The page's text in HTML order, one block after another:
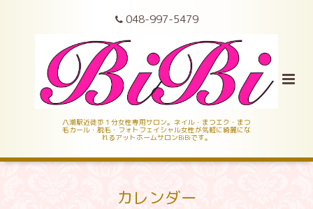
048-997-5479
八潮駅近徒歩１分女性専用サロン。ネイル・まつエク・まつ
毛カール・脱毛・フォトフェイシャル女性が気軽に綺麗にな
れるアットホームサロンBiBiです。
カレンダー